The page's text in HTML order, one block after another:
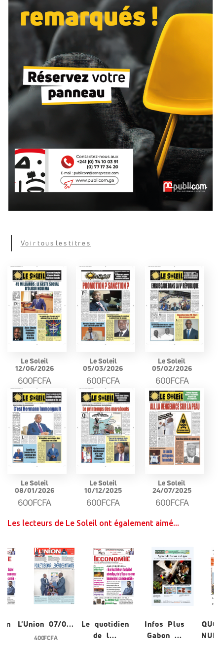
Voir tous les titres
Le Soleil
12/06/2026
600FCFA
Le Soleil
05/03/2026
600FCFA
Le Soleil
05/02/2026
600FCFA
Le Soleil
08/01/2026
600FCFA
Le Soleil
10/12/2025
600FCFA
Le Soleil
24/07/2025
600FCFA
Les lecteurs de Le Soleil ont également aimé...
L'Union 07/0...
400 FCFA
Le quotidien
de l...
Infos Plus
Gabon ...